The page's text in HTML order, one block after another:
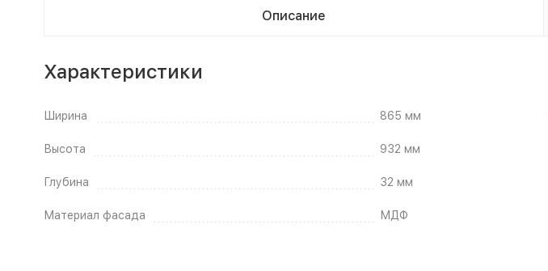
Описание
Характеристики
Ширина 865 мм
Высота 932 мм
Глубина 32 мм
Материал фасада МДФ